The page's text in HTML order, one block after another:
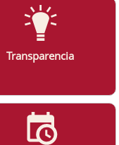
Transparencia